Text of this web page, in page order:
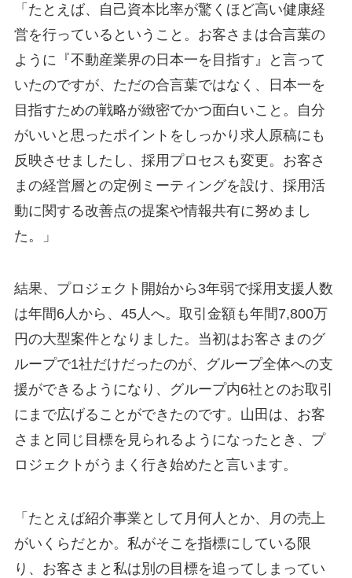
「たとえば、自己資本比率が驚くほど高い健康経
営を行っているということ。お客さまは合言葉の
ように『不動産業界の日本一を目指す』と言って
いたのですが、ただの合言葉ではなく、日本一を
目指すための戦略が緻密でかつ面白いこと。自分
がいいと思ったポイントをしっかり求人原稿にも
反映させましたし、採用プロセスも変更。お客さ
まの経営層との定例ミーティングを設け、採用活
動に関する改善点の提案や情報共有に努めまし
た。」
結果、プロジェクト開始から3年弱で採用支援人数
は年間6人から、45人へ。取引金額も年間7,800万
円の大型案件となりました。当初はお客さまのグ
ループで1社だけだったのが、グループ全体への支
援ができるようになり、グループ内6社とのお取引
にまで広げることができたのです。山田は、お客
さまと同じ目標を見られるようになったとき、プ
ロジェクトがうまく行き始めたと言います。
「たとえば紹介事業として月何人とか、月の売上
がいくらだとか。私がそこを指標にしている限
り、お客さまと私は別の目標を追ってしまってい